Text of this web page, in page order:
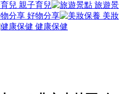
親子育兒
旅遊景
好物分享
美妝
健康保健